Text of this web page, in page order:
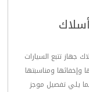
جهاز تتبع السيارات
ومناسبتها
يلي تفصيل موجز